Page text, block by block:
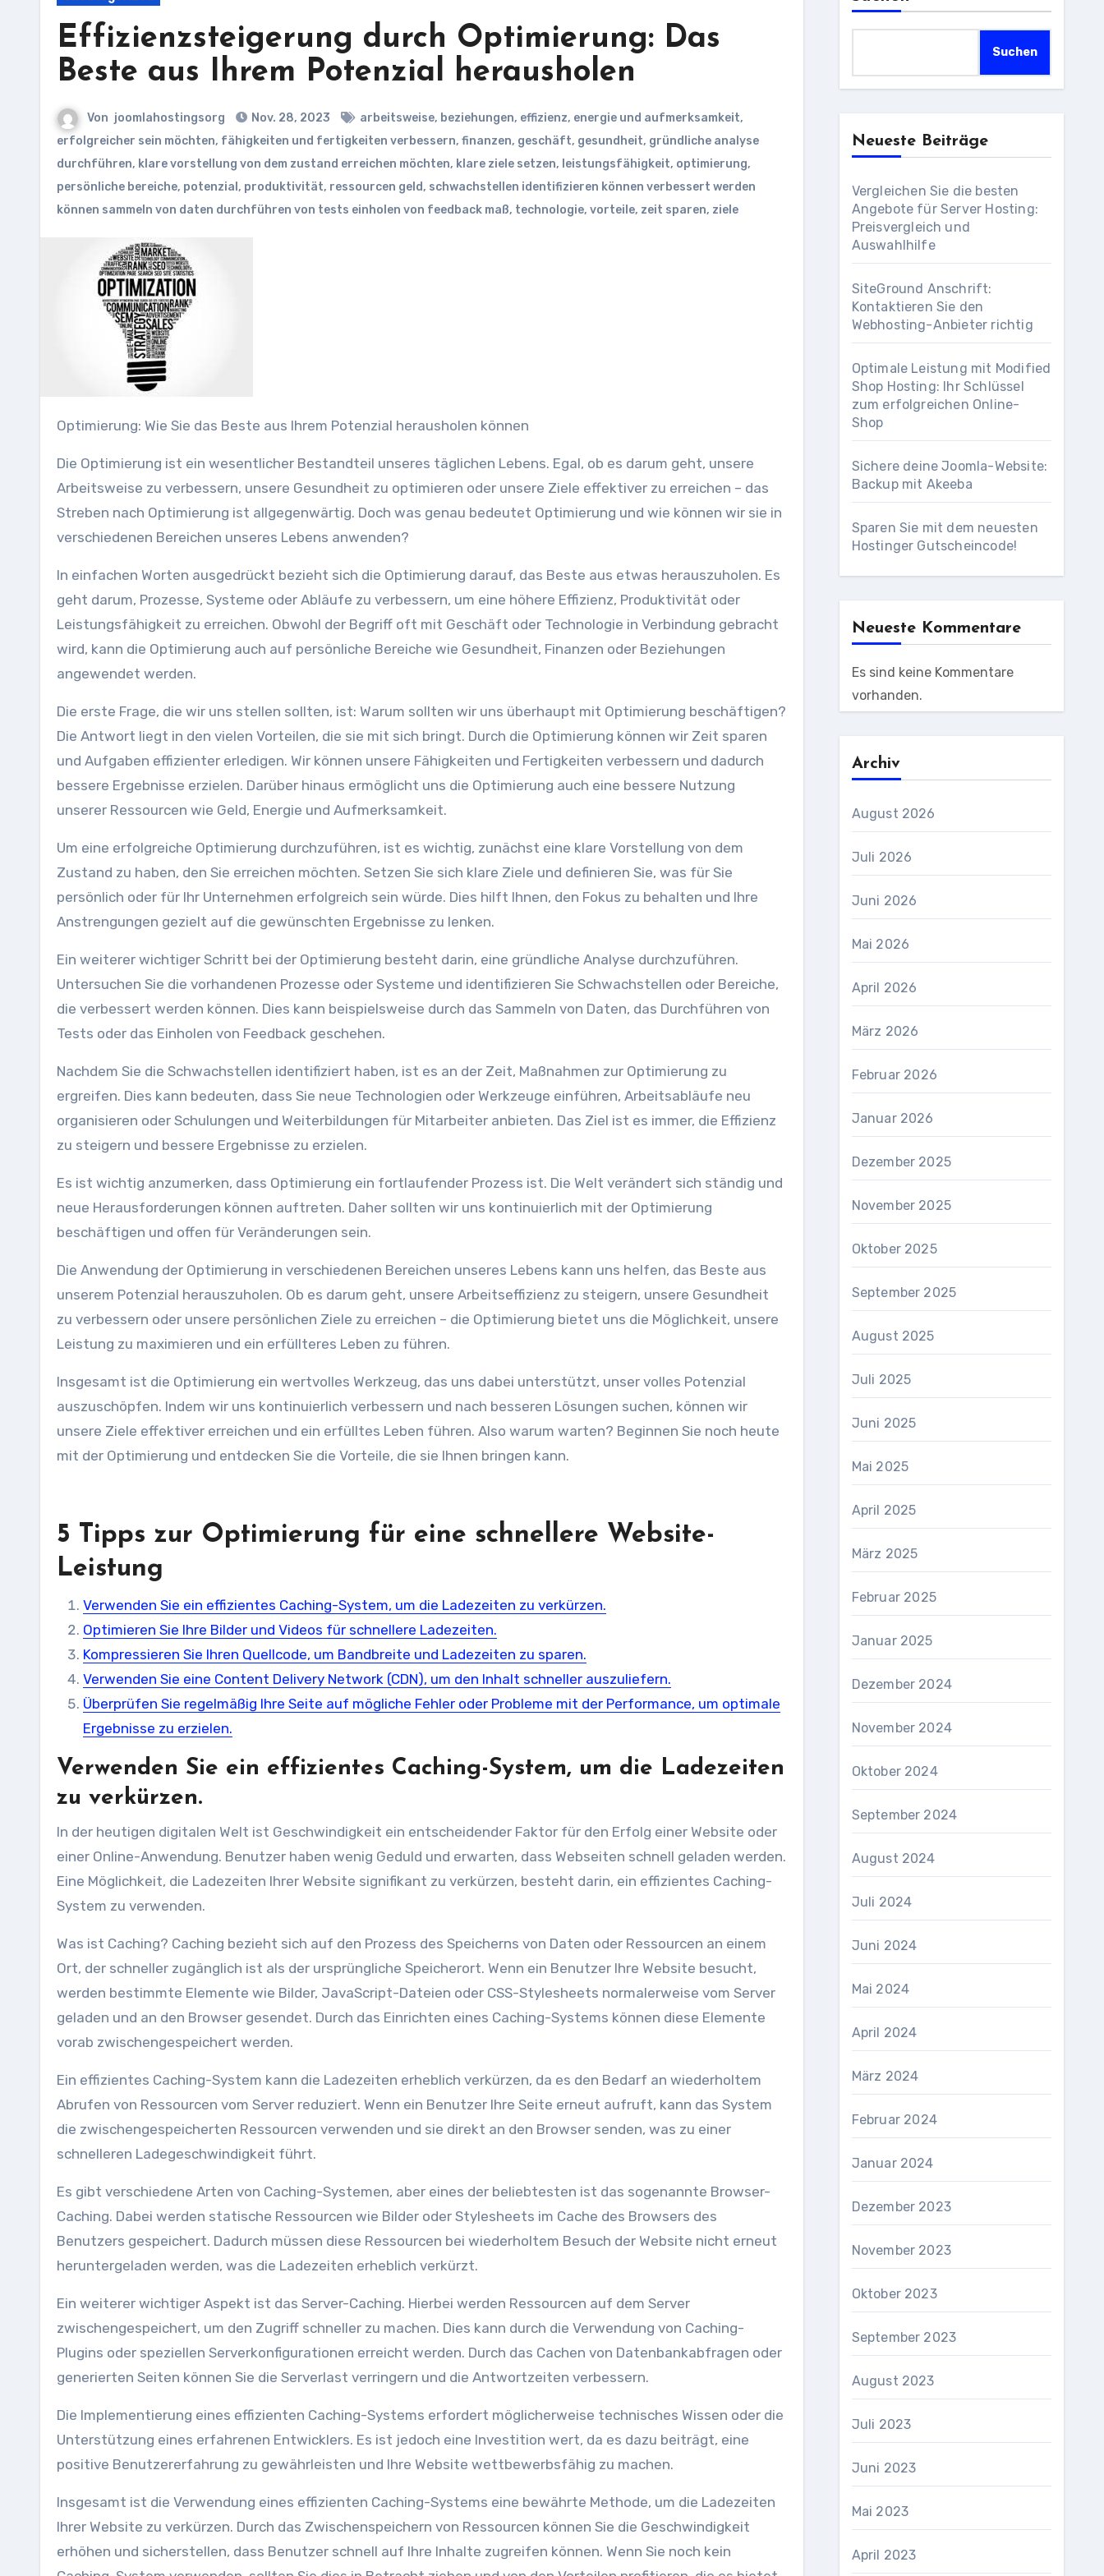
Effizienzsteigerung durch Optimierung: Das
Beste aus Ihrem Potenzial herausholen
Von joomlahostingsorg Nov. 28, 2023 arbeitsweise, beziehungen, effizienz, energie und aufmerksamkeit,
erfolgreicher sein möchten, fähigkeiten und fertigkeiten verbessern, finanzen, geschäft, gesundheit, gründliche analyse
durchführen, klare vorstellung von dem zustand erreichen möchten, klare ziele setzen, leistungsfähigkeit, optimierung,
persönliche bereiche, potenzial , produktivität, ressourcen geld, schwachstellen identifizieren können verbessert werden
können sammeln von daten durchführen von tests einholen von feedback maß, technologie, vorteile, zeit sparen, ziele
Optimierung: Wie Sie das Beste aus Ihrem Potenzial herausholen können
Die Optimierung ist ein wesentlicher Bestandteil unseres täglichen Lebens. Egal, ob es darum geht, unsere
Arbeitsweise zu verbessern, unsere Gesundheit zu optimieren oder unsere Ziele effektiver zu erreichen – das
Streben nach Optimierung ist allgegenwärtig. Doch was genau bedeutet Optimierung und wie können wir sie in
verschiedenen Bereichen unseres Lebens anwenden?
In einfachen Worten ausgedrückt bezieht sich die Optimierung darauf, das Beste aus etwas herauszuholen. Es
geht darum, Prozesse, Systeme oder Abläufe zu verbessern, um eine höhere Effizienz, Produktivität oder
Leistungsfähigkeit zu erreichen. Obwohl der Begriff oft mit Geschäft oder Technologie in Verbindung gebracht
wird, kann die Optimierung auch auf persönliche Bereiche wie Gesundheit, Finanzen oder Beziehungen
angewendet werden.
Die erste Frage, die wir uns stellen sollten, ist: Warum sollten wir uns überhaupt mit Optimierung beschäftigen?
Die Antwort liegt in den vielen Vorteilen, die sie mit sich bringt. Durch die Optimierung können wir Zeit sparen
und Aufgaben effizienter erledigen. Wir können unsere Fähigkeiten und Fertigkeiten verbessern und dadurch
bessere Ergebnisse erzielen. Darüber hinaus ermöglicht uns die Optimierung auch eine bessere Nutzung
unserer Ressourcen wie Geld, Energie und Aufmerksamkeit.
Um eine erfolgreiche Optimierung durchzuführen, ist es wichtig, zunächst eine klare Vorstellung von dem
Zustand zu haben, den Sie erreichen möchten. Setzen Sie sich klare Ziele und definieren Sie, was für Sie
persönlich oder für Ihr Unternehmen erfolgreich sein würde. Dies hilft Ihnen, den Fokus zu behalten und Ihre
Anstrengungen gezielt auf die gewünschten Ergebnisse zu lenken.
Ein weiterer wichtiger Schritt bei der Optimierung besteht darin, eine gründliche Analyse durchzuführen.
Untersuchen Sie die vorhandenen Prozesse oder Systeme und identifizieren Sie Schwachstellen oder Bereiche,
die verbessert werden können. Dies kann beispielsweise durch das Sammeln von Daten, das Durchführen von
Tests oder das Einholen von Feedback geschehen.
Nachdem Sie die Schwachstellen identifiziert haben, ist es an der Zeit, Maßnahmen zur Optimierung zu
ergreifen. Dies kann bedeuten, dass Sie neue Technologien oder Werkzeuge einführen, Arbeitsabläufe neu
organisieren oder Schulungen und Weiterbildungen für Mitarbeiter anbieten. Das Ziel ist es immer, die Effizienz
zu steigern und bessere Ergebnisse zu erzielen.
Es ist wichtig anzumerken, dass Optimierung ein fortlaufender Prozess ist. Die Welt verändert sich ständig und
neue Herausforderungen können auftreten. Daher sollten wir uns kontinuierlich mit der Optimierung
beschäftigen und offen für Veränderungen sein.
Die Anwendung der Optimierung in verschiedenen Bereichen unseres Lebens kann uns helfen, das Beste aus
unserem Potenzial herauszuholen. Ob es darum geht, unsere Arbeitseffizienz zu steigern, unsere Gesundheit
zu verbessern oder unsere persönlichen Ziele zu erreichen – die Optimierung bietet uns die Möglichkeit, unsere
Leistung zu maximieren und ein erfüllteres Leben zu führen.
Insgesamt ist die Optimierung ein wertvolles Werkzeug, das uns dabei unterstützt, unser volles Potenzial
auszuschöpfen. Indem wir uns kontinuierlich verbessern und nach besseren Lösungen suchen, können wir
unsere Ziele effektiver erreichen und ein erfülltes Leben führen. Also warum warten? Beginnen Sie noch heute
mit der Optimierung und entdecken Sie die Vorteile, die sie Ihnen bringen kann.
5 Tipps zur Optimierung für eine schnellere Website-
Leistung
Verwenden Sie ein effizientes Caching-System, um die Ladezeiten zu verkürzen.
Optimieren Sie Ihre Bilder und Videos für schnellere Ladezeiten.
Kompressieren Sie Ihren Quellcode, um Bandbreite und Ladezeiten zu sparen.
Verwenden Sie eine Content Delivery Network (CDN), um den Inhalt schneller auszuliefern.
Überprüfen Sie regelmäßig Ihre Seite auf mögliche Fehler oder Probleme mit der Performance, um optimale
Ergebnisse zu erzielen.
Verwenden Sie ein effizientes Caching-System, um die Ladezeiten
zu verkürzen.
In der heutigen digitalen Welt ist Geschwindigkeit ein entscheidender Faktor für den Erfolg einer Website oder
einer Online-Anwendung. Benutzer haben wenig Geduld und erwarten, dass Webseiten schnell geladen werden.
Eine Möglichkeit, die Ladezeiten Ihrer Website signifikant zu verkürzen, besteht darin, ein effizientes Caching-
System zu verwenden.
Was ist Caching? Caching bezieht sich auf den Prozess des Speicherns von Daten oder Ressourcen an einem
Ort, der schneller zugänglich ist als der ursprüngliche Speicherort. Wenn ein Benutzer Ihre Website besucht,
werden bestimmte Elemente wie Bilder, JavaScript-Dateien oder CSS-Stylesheets normalerweise vom Server
geladen und an den Browser gesendet. Durch das Einrichten eines Caching-Systems können diese Elemente
vorab zwischengespeichert werden.
Ein effizientes Caching-System kann die Ladezeiten erheblich verkürzen, da es den Bedarf an wiederholtem
Abrufen von Ressourcen vom Server reduziert. Wenn ein Benutzer Ihre Seite erneut aufruft, kann das System
die zwischengespeicherten Ressourcen verwenden und sie direkt an den Browser senden, was zu einer
schnelleren Ladegeschwindigkeit führt.
Es gibt verschiedene Arten von Caching-Systemen, aber eines der beliebtesten ist das sogenannte Browser-
Caching. Dabei werden statische Ressourcen wie Bilder oder Stylesheets im Cache des Browsers des
Benutzers gespeichert. Dadurch müssen diese Ressourcen bei wiederholtem Besuch der Website nicht erneut
heruntergeladen werden, was die Ladezeiten erheblich verkürzt.
Ein weiterer wichtiger Aspekt ist das Server-Caching. Hierbei werden Ressourcen auf dem Server
zwischengespeichert, um den Zugriff schneller zu machen. Dies kann durch die Verwendung von Caching-
Plugins oder speziellen Serverkonfigurationen erreicht werden. Durch das Cachen von Datenbankabfragen oder
generierten Seiten können Sie die Serverlast verringern und die Antwortzeiten verbessern.
Die Implementierung eines effizienten Caching-Systems erfordert möglicherweise technisches Wissen oder die
Unterstützung eines erfahrenen Entwicklers. Es ist jedoch eine Investition wert, da es dazu beiträgt, eine
positive Benutzererfahrung zu gewährleisten und Ihre Website wettbewerbsfähig zu machen.
Insgesamt ist die Verwendung eines effizienten Caching-Systems eine bewährte Methode, um die Ladezeiten
Ihrer Website zu verkürzen. Durch das Zwischenspeichern von Ressourcen können Sie die Geschwindigkeit
erhöhen und sicherstellen, dass Benutzer schnell auf Ihre Inhalte zugreifen können. Wenn Sie noch kein
Suchen
Neueste Beiträge
Vergleichen Sie die besten
Angebote für Server Hosting:
Preisvergleich und
Auswahlhilfe
SiteGround Anschrift:
Kontaktieren Sie den
Webhosting-Anbieter richtig
Optimale Leistung mit Modified
Shop Hosting: Ihr Schlüssel
zum erfolgreichen Online-
Shop
Sichere deine Joomla-Website:
Backup mit Akeeba
Sparen Sie mit dem neuesten
Hostinger Gutscheincode!
Neueste Kommentare
Es sind keine Kommentare
vorhanden.
Archiv
August 2026
Juli 2026
Juni 2026
Mai 2026
April 2026
März 2026
Februar 2026
Januar 2026
Dezember 2025
November 2025
Oktober 2025
September 2025
August 2025
Juli 2025
Juni 2025
Mai 2025
April 2025
März 2025
Februar 2025
Januar 2025
Dezember 2024
November 2024
Oktober 2024
September 2024
August 2024
Juli 2024
Juni 2024
Mai 2024
April 2024
März 2024
Februar 2024
Januar 2024
Dezember 2023
November 2023
Oktober 2023
September 2023
August 2023
Juli 2023
Juni 2023
Mai 2023
April 2023